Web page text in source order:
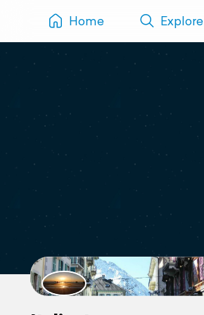
Home Explore